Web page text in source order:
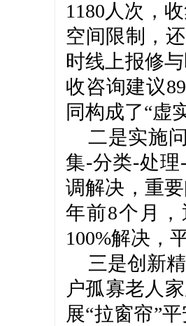
1180人次，
空间限制，
时线上报修
收咨询建议
同构成了“虚
二是实施
集-分类-处理
调解决，重
年前8个月
100%解决，
三是创新
户孤寡老人
展“拉窗帘”